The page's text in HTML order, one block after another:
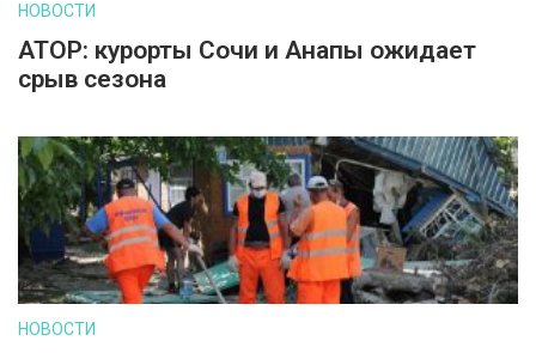
НОВОСТИ
АТОР: курорты Сочи и Анапы ожидает
срыв сезона
НОВОСТИ